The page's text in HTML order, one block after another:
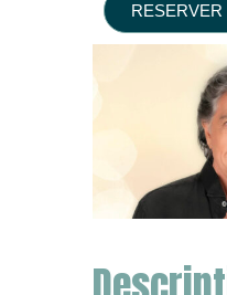
RESERVER